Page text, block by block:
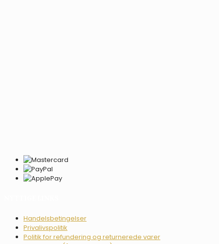
Handelsbetingelser
Privalivspolitik
Politik for refundering og returnerede varer